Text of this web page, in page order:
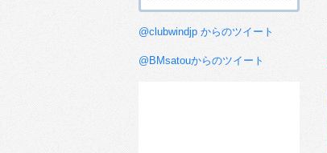
@clubwindjp からのツイート
@BMsatouからのツイート